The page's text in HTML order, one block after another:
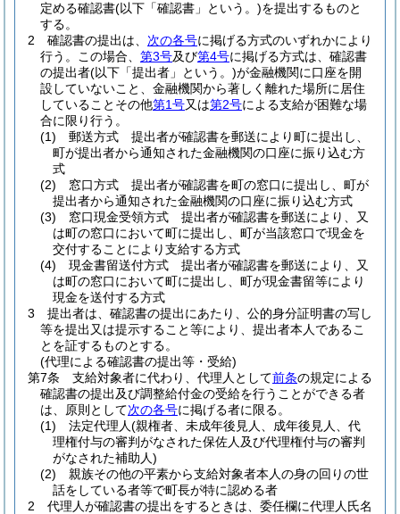
定める確認書(以下「確認書」という。)を提出するものと
する。
2
確認書の提出は、 次の各号に掲げる方式のいずれかにより
行う。
この場合、 第3号及び第4号に掲げる方式は、確認書
の提出者(以下「提出者」という。)が金融機関に口座を開
設していないこと、金融機関から著しく離れた場所に居住
していることその他第1号又は第2号による支給が困難な場
合に限り行う。
(1)
郵送方式 提出者が確認書を郵送により町に提出し、
町が提出者から通知された金融機関の口座に振り込む方
式
(2)
窓口方式 提出者が確認書を町の窓口に提出し、町が
提出者から通知された金融機関の口座に振り込む方式
(3)
窓口現金受領方式 提出者が確認書を郵送により、又
は町の窓口において町に提出し、町が当該窓口で現金を
交付することにより支給する方式
(4)
現金書留送付方式 提出者が確認書を郵送により、又
は町の窓口において町に提出し、町が現金書留等により
現金を送付する方式
3
提出者は、確認書の提出にあたり、公的身分証明書の写し
等を提出又は提示すること等により、提出者本人であるこ
とを証するものとする。
(代理による確認書の提出等・受給)
第7条
支給対象者に代わり、代理人として前条の規定による
確認書の提出及び調整給付金の受給を行うことができる者
は、原則として次の各号に掲げる者に限る。
(1)
法定代理人(親権者、未成年後見人、成年後見人、代
理権付与の審判がなされた保佐人及び代理権付与の審判
がなされた補助人)
(2)
親族その他の平素から支給対象者本人の身の回りの世
話をしている者等で町長が特に認める者
2
代理人が確認書の提出をするときは、委任欄に代理人氏名